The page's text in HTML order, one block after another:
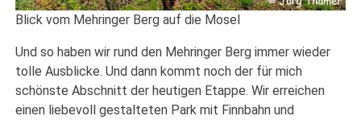
Blick vom Mehringer Berg auf die Mosel
Und so haben wir rund den Mehringer Berg immer wieder
tolle Ausblicke. Und dann kommt noch der für mich
schönste Abschnitt der heutigen Etappe. Wir erreichen
einen liebevoll gestalteten Park mit Finnbahn und